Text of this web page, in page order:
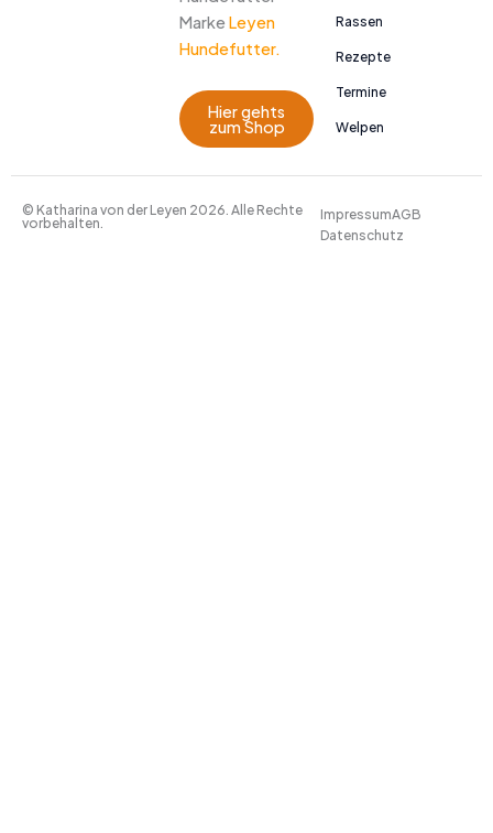
Marke Leyen
Hundefutter.
Hier gehts
zum Shop
Rassen
Rezepte
Termine
Welpen
© Katharina von der Leyen 2026. Alle Rechte
vorbehalten.
ImpressumAGB
Datenschutz